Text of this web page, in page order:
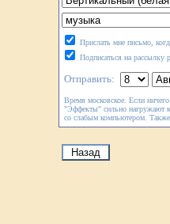
Прислать мне письмо,
Подписаться на рассылку
Отправить:
Время московское. Если
"Эффекты" сильно нагружают
со слабым компьютером.